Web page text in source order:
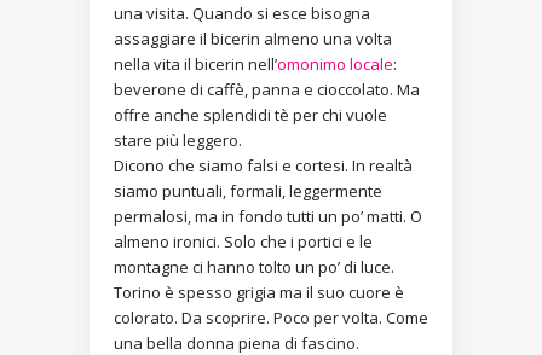
una visita. Quando si esce bisogna
assaggiare il bicerin almeno una volta
nella vita il bicerin nell’omonimo locale:
beverone di caffè, panna e cioccolato. Ma
offre anche splendidi tè per chi vuole
stare più leggero.
Dicono che siamo falsi e cortesi. In realtà
siamo puntuali, formali, leggermente
permalosi, ma in fondo tutti un po’ matti. O
almeno ironici. Solo che i portici e le
montagne ci hanno tolto un po’ di luce.
Torino è spesso grigia ma il suo cuore è
colorato. Da scoprire. Poco per volta. Come
una bella donna piena di fascino.